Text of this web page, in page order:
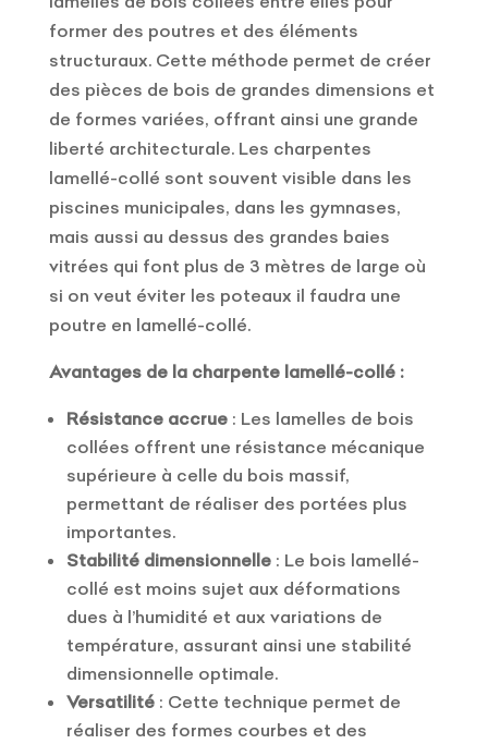
former des poutres et des éléments
structuraux. Cette méthode permet de créer
des pièces de bois de grandes dimensions et
de formes variées, offrant ainsi une grande
liberté architecturale. Les charpentes
lamellé-collé sont souvent visible dans les
piscines municipales, dans les gymnases,
mais aussi au dessus des grandes baies
vitrées qui font plus de 3 mètres de large où
si on veut éviter les poteaux il faudra une
poutre en lamellé-collé.
Avantages de la charpente lamellé-collé :
Résistance accrue: Les lamelles de bois
collées offrent une résistance mécanique
supérieure à celle du bois massif,
permettant de réaliser des portées plus
importantes.
Stabilité dimensionnelle: Le bois lamellé-
collé est moins sujet aux déformations
dues à l’humidité et aux variations de
température, assurant ainsi une stabilité
dimensionnelle optimale.
Versatilité: Cette technique permet de
réaliser des formes courbes et des